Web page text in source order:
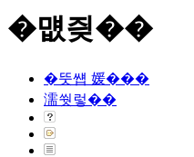
�먮즺��
�뚯썝 媛���
濡쒓렇��